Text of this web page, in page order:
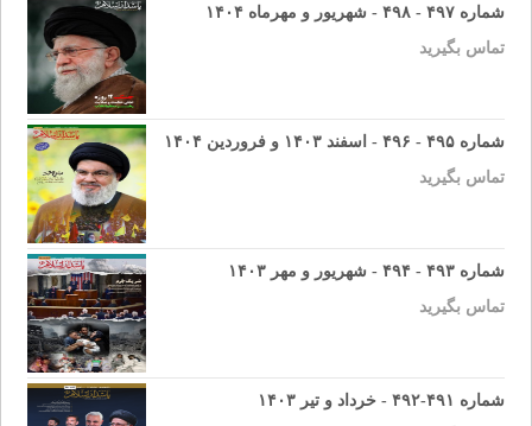
شماره ۴۹۷ - ۴۹۸ - شهریور و مهرماه ۱۴۰۴
تماس بگیرید
شماره ۴۹۵ - ۴۹۶ - اسفند ۱۴۰۳ و فروردین ۱۴۰۴
تماس بگیرید
شماره ۴۹۳ - ۴۹۴ - شهریور و مهر ۱۴۰۳
تماس بگیرید
شماره ۴۹۱-۴۹۲ - خرداد و تیر ۱۴۰۳